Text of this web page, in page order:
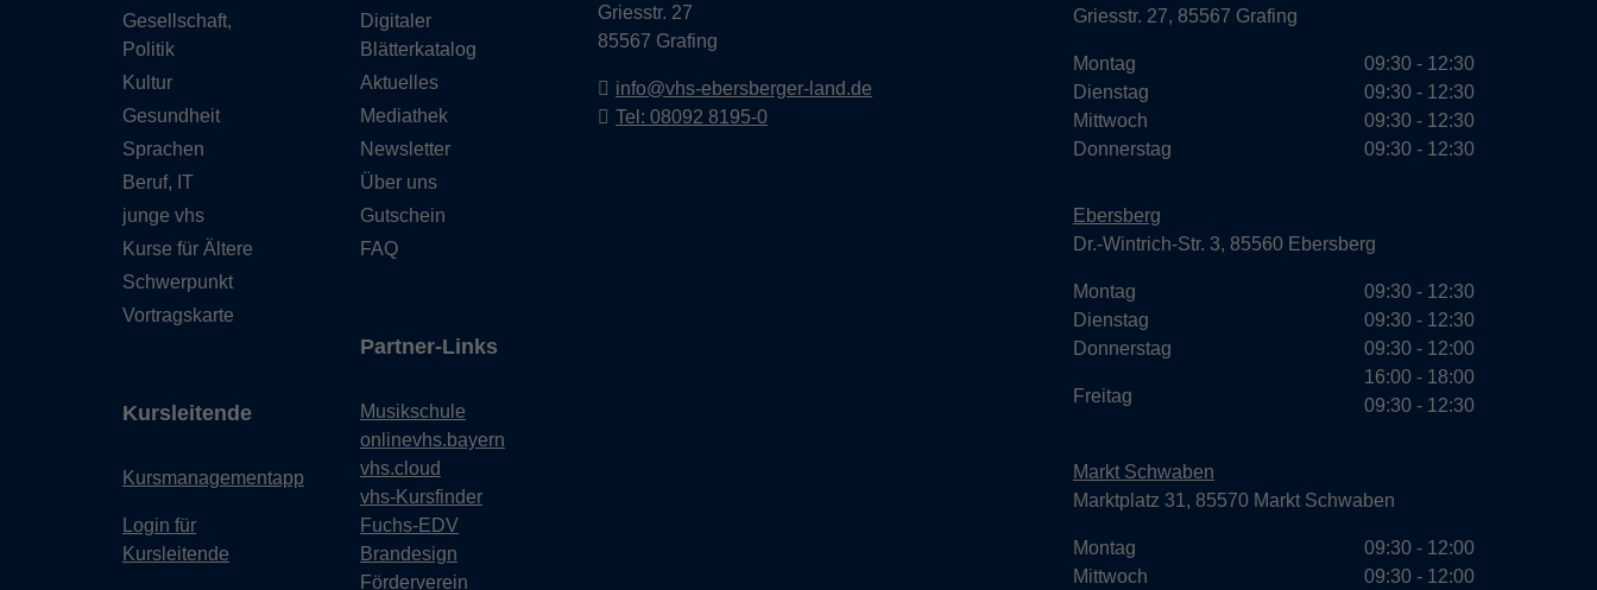
Gesellschaft,
Politik
Kultur
Gesundheit
Sprachen
Beruf, IT
junge vhs
Kurse für Ältere
Schwerpunkt
Vortragskarte
Kursleitende
Kursmanagementapp
Login für
Kursleitende
Digitaler
Blätterkatalog
Aktuelles
Mediathek
Newsletter
Über uns
Gutschein
FAQ
Partner-Links
Musikschule
onlinevhs.bayern
vhs.cloud
vhs-Kursfinder
Fuchs-EDV
Brandesign
Förderverein
Griesstr. 27
85567 Grafing
info@vhs-ebersberger-land.de
Tel: 08092 8195-0
Griesstr. 27, 85567 Grafing
Montag
Dienstag
Mittwoch
Donnerstag
09:30 - 12:30
09:30 - 12:30
09:30 - 12:30
09:30 - 12:30
Ebersberg
Dr.-Wintrich-Str. 3, 85560 Ebersberg
Montag
Dienstag
Donnerstag
Freitag
09:30 - 12:30
09:30 - 12:30
09:30 - 12:00
16:00 - 18:00
09:30 - 12:30
Markt Schwaben
Marktplatz 31, 85570 Markt Schwaben
Montag
Mittwoch
09:30 - 12:00
09:30 - 12:00